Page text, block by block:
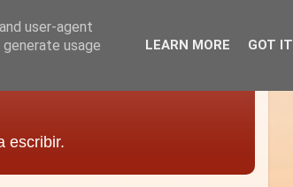
escribir.
user-agent
usage
LEARN MORE GOT IT